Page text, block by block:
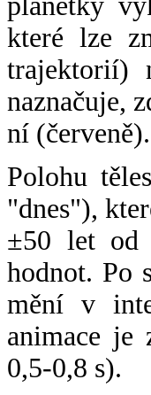
které lze
trajektorií)
naznačuje,
ní (červeně).
Polohu
"dnes"),
±50 let od
hodnot. Po
mění v
animace je
0,5-0,8 s).